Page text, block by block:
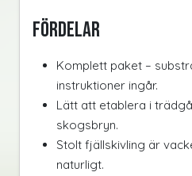
Fördelar
Komplett paket –
instruktioner ingår.
Lätt att etablera i
skogsbryn.
Stolt fjällskivling är
naturligt.